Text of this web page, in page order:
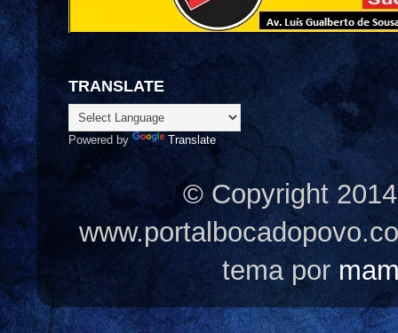
TRANSLATE
Powered by Translate
© Copyright
tema por